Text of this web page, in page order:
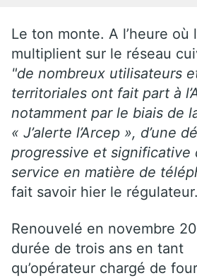
Le ton monte. A l’heure où
multiplient sur le réseau
"de nombreux utilisateurs
territoriales ont fait part à
notamment par le biais de
« J’alerte l’Arcep », d’une
progressive et significative
service en matière de
fait savoir hier le régulateur.
Renouvelé en novembre
durée de trois ans en tant
qu’opérateur chargé de